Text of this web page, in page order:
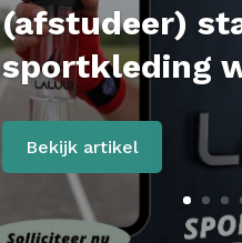
(afstudeer)
sportkleding
Bekijk artikel